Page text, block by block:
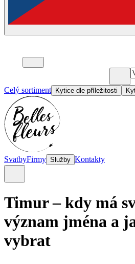
Celý sortiment Kytice dle příležitosti
SvatbyFirmy Služby Kontakty
Timur – kdy má
význam jména a
vybrat